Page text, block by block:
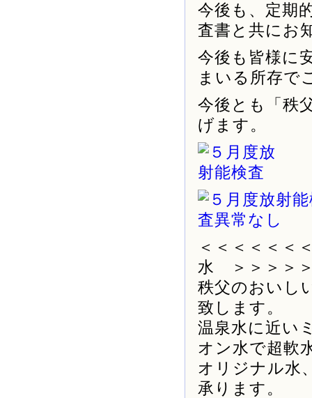
今後も、定期
査書と共にお
今後も皆様に
まいる所存で
今後とも「秩
げます。
＜＜＜＜＜
水 ＞＞＞＞
秩父のおいし
致します。
温泉水に近い
オン水で超軟
オリジナル水
承ります。